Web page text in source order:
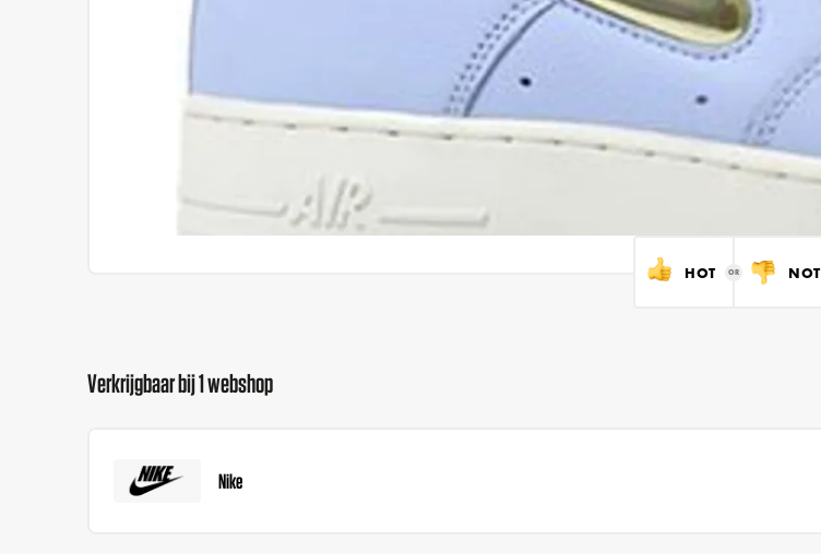
HOT NOT
Verkrijgbaar bij 1 webshop
Nike